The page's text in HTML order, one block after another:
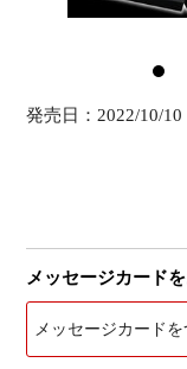
発売日： 2022/10/10
メッセージカード
メッセージカード